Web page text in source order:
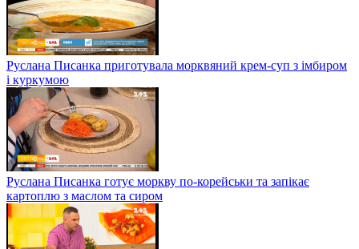
Руслана Писанка приготувала морквяний крем-суп з імбиром
і куркумою
Руслана Писанка готує моркву по-корейськи та запікає
картоплю з маслом та сиром